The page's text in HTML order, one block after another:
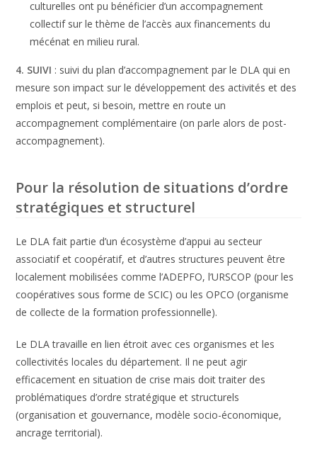
culturelles ont pu bénéficier d’un accompagnement
collectif sur le thème de l’accès aux financements du
mécénat en milieu rural.
4. SUIVI : suivi du plan d’accompagnement par le DLA qui en
mesure son impact sur le développement des activités et des
emplois et peut, si besoin, mettre en route un
accompagnement complémentaire (on parle alors de post-
accompagnement).
Pour la résolution de situations d’ordre
stratégiques et structurel
Le DLA fait partie d’un écosystème d’appui au secteur
associatif et coopératif, et d’autres structures peuvent être
localement mobilisées comme l’ADEPFO, l’URSCOP (pour les
coopératives sous forme de SCIC) ou les OPCO (organisme
de collecte de la formation professionnelle).
Le DLA travaille en lien étroit avec ces organismes et les
collectivités locales du département. Il ne peut agir
efficacement en situation de crise mais doit traiter des
problématiques d’ordre stratégique et structurels
(organisation et gouvernance, modèle socio-économique,
ancrage territorial).